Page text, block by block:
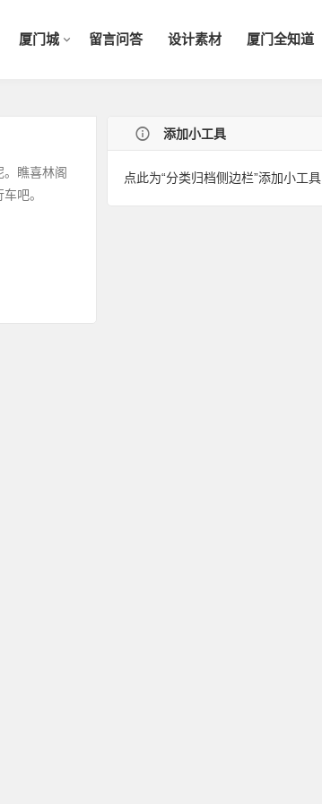
厦门城 留言问答 设计素材 厦门全知道
瞧喜林阁
吧。
添加小工具
点此为“分类归档侧边栏”添加小工具